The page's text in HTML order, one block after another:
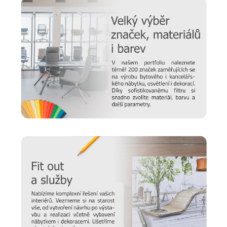
Pedrali: Hravost i elegance
Italská firmaPedrali
jejich stylové kousky nalezneme v domácnostech i podnicích
po celém světě. Židle, stolky, křesla nebo doplňky vám
budou díky preciznímu provedení dělat společnost pěknou
řádku let. Kromě stylu a kvality ve společnosti dbají i na
udržitelnost i bezpečnost, o čemž svědčí několik obdržených
certifikátů.